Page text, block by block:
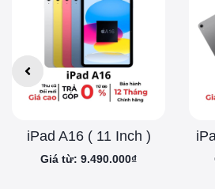
iPad A16 ( 11 Inch )
Giá từ: 9.490.000₫